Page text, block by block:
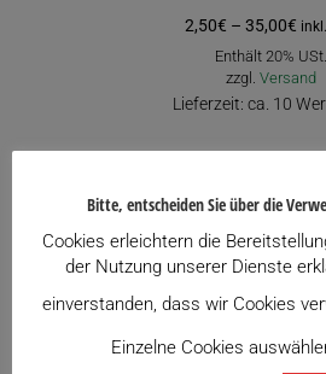
2,50€ – 35,00€
bis
Enthält 20% USt.
zzgl. Versand
Lieferzeit: ca. 10
Ausführung
Bitte, entscheiden Sie über die
Cookies erleichtern die
der Nutzung unserer Dienste
einverstanden, dass wir Cookies
Einzelne Cookies